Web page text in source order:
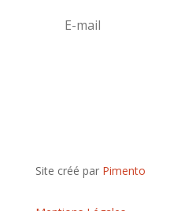
Site créé par Pimento